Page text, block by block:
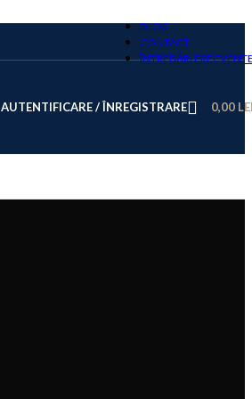
BLOG
CONTACT
ÎNTREBĂRI
AUTENTIFICARE / ÎNREGISTRARE 0,00